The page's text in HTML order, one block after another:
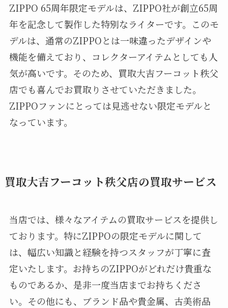
ZIPPO 65周年限定モデルは、ZIPPO社が創立65周
年を記念して製作した特別なライターです。このモ
デルは、通常のZIPPOとは一味違ったデザインや
機能を備えており、コレクターアイテムとしても人
気が高いです。そのため、買取大吉フーコット秩父
店でも喜んでお買取りさせていただきました。
ZIPPOファンにとっては見逃せない限定モデルと
なっています。
買取大吉フーコット秩父店の買取サービス
当店では、様々なアイテムの買取サービスを提供し
ております。特にZIPPOの限定モデルに関して
は、幅広い知識と経験を持つスタッフが丁寧に査
定いたします。お持ちのZIPPOがどれだけ貴重な
ものであるか、是非一度当店までお持ちくださ
い。その他にも、ブランド品や貴金属、古美術品